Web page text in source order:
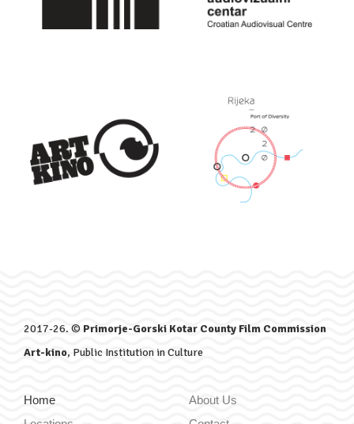
2017-26. © Primorje-Gorski Kotar County Film Commission
Art-kino, Public Institution in Culture
Home
About Us